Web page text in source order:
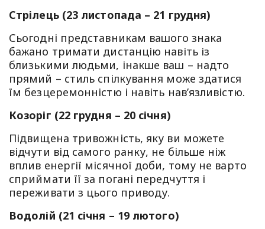
Стрілець (23 листопада – 21 грудня)
Сьогодні представникам вашого знака
бажано тримати дистанцію навіть із
близькими людьми, інакше ваш – надто
прямий – стиль спілкування може здатися
їм безцеремонністю і навіть нав’язливістю.
Козоріг (22 грудня – 20 січня)
Підвищена тривожність, яку ви можете
відчути від самого ранку, не більше ніж
вплив енергії місячної доби, тому не варто
сприймати її за погані передчуття і
переживати з цього приводу.
Водолій (21 січня – 19 лютого)